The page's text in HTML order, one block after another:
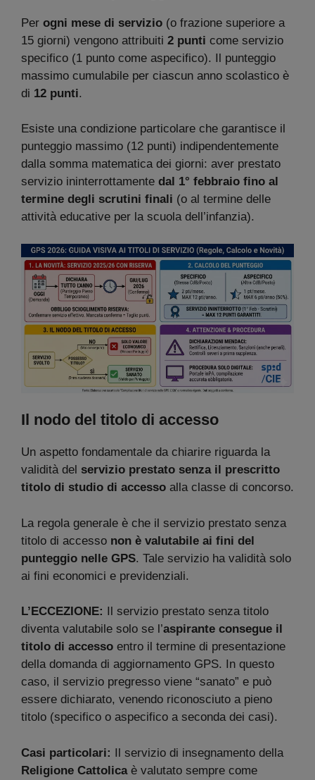
Per ogni mese di servizio (o frazione superiore a
15 giorni) vengono attribuiti 2 punti come servizio
specifico (1 punto come aspecifico). Il punteggio
massimo cumulabile per ciascun anno scolastico è
di 12 punti.
Esiste una condizione particolare che garantisce il
punteggio massimo (12 punti) indipendentemente
dalla somma matematica dei giorni: aver prestato
servizio ininterrottamente dal 1° febbraio fino al
termine degli scrutini finali (o al termine delle
attività educative per la scuola dell’infanzia).
Il nodo del titolo di accesso
Un aspetto fondamentale da chiarire riguarda la
validità del servizio prestato senza il prescritto
titolo di studio di accesso alla classe di concorso.
La regola generale è che il servizio prestato senza
titolo di accesso non è valutabile ai fini del
punteggio nelle GPS. Tale servizio ha validità solo
ai fini economici e previdenziali.
L’ECCEZIONE: Il servizio prestato senza titolo
diventa valutabile solo se l’aspirante consegue il
titolo di accesso entro il termine di presentazione
della domanda di aggiornamento GPS. In questo
caso, il servizio pregresso viene “sanato” e può
essere dichiarato, venendo riconosciuto a pieno
titolo (specifico o aspecifico a seconda dei casi).
Casi particolari: Il servizio di insegnamento della
Religione Cattolicaè valutato sempre come